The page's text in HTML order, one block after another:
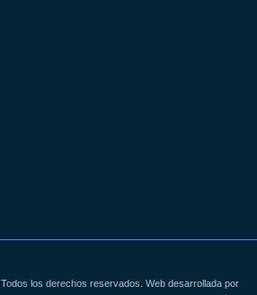
Todos los derechos reservados. Web desarrollada por